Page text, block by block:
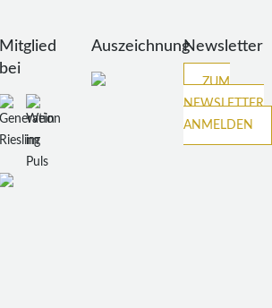
Mitglied
bei
AuszeichnungNewsletter
ZUM
NEWSLETTER
ANMELDEN